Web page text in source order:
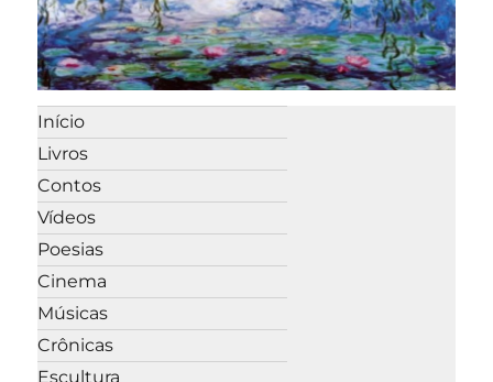
Início
Livros
Contos
Vídeos
Poesias
Cinema
Músicas
Crônicas
Escultura